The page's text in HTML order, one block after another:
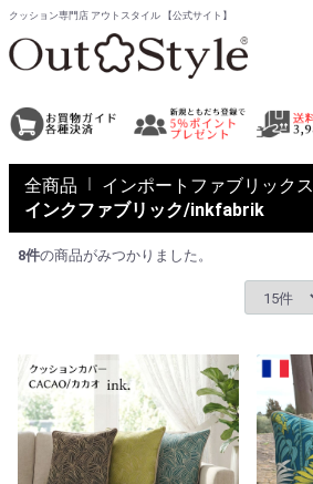
クッション専門店 アウトスタイル 【公式サイト】
全商品
インポートファブリックス
インクファブリック/inkfabrik
8件の商品がみつかりました。